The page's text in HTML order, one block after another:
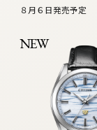
８月６日発売予定
NEW